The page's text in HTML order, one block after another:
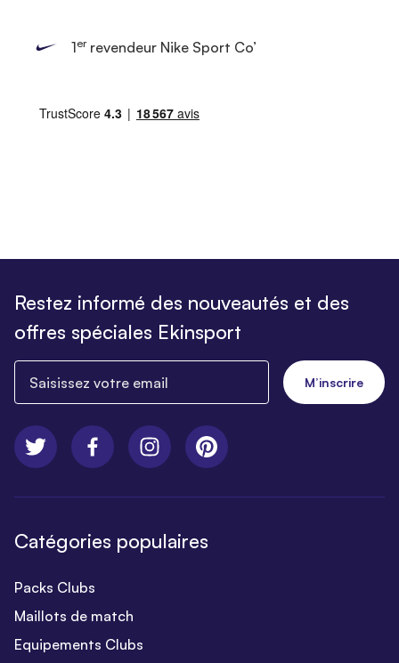
1errevendeur Nike Sport Co’
Restez informé des nouveautés et des
offres spéciales Ekinsport
M’inscrire
Catégories populaires
Packs Clubs
Maillots de match
Equipements Clubs